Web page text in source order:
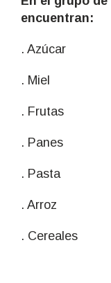
encuentran:
. Azúcar
. Miel
. Frutas
. Panes
. Pasta
. Arroz
. Cereales